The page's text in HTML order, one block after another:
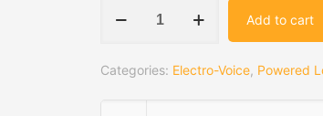
18SP
Add to cart
Categories: Electro-Voice, Powered